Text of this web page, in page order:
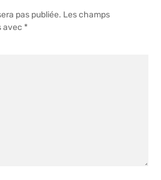
pas publiée. Les champs
avec *